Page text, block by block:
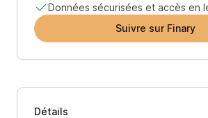
Données sécurisées et accès en
Suivre sur Finary
Détails